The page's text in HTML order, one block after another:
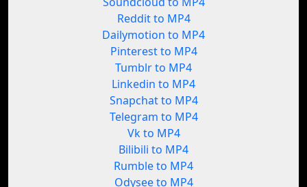
Reddit to MP4
Dailymotion to MP4
Pinterest to MP4
Tumblr to MP4
Linkedin to MP4
Snapchat to MP4
Telegram to MP4
Vk to MP4
Bilibili to MP4
Rumble to MP4
Odysee to MP4